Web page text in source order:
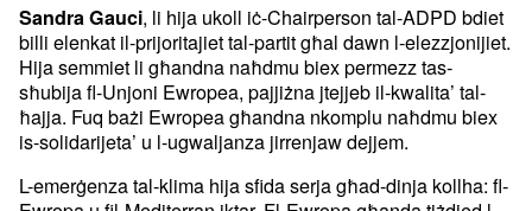
Sandra Gauci, li hija ukoll iċ-Chairperson tal-ADPD bdiet
billi elenkat il-prijoritajiet tal-partit għal dawn l-elezzjonijiet.
Hija semmiet li għandna naħdmu biex permezz tas-
sħubija fl-Unjoni Ewropea, pajjiżna jtejjeb il-kwalita’ tal-
ħajja. Fuq bażi Ewropea għandna nkomplu naħdmu biex
is-solidarijeta’ u l-ugwaljanza jirrenjaw dejjem.
L-emerġenza tal-klima hija sfida serja għad-dinja kollha: fl-